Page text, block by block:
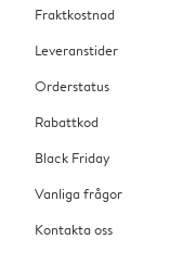
Fraktkostnad
Leveranstider
Orderstatus
Rabattkod
Black Friday
Vanliga frågor
Kontakta oss